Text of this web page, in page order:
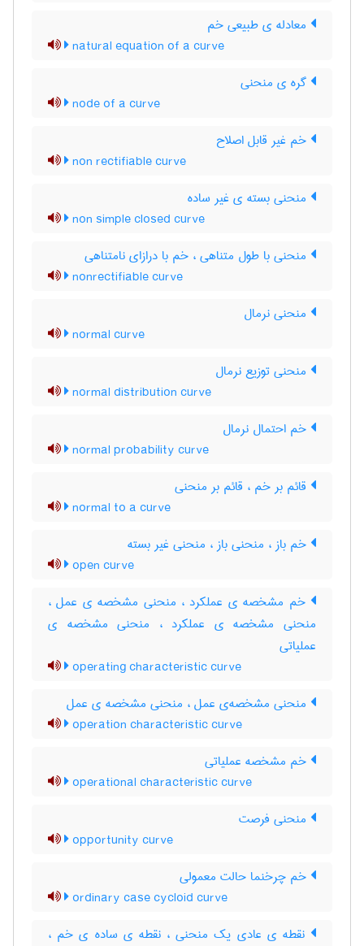
معادله ی طبیعی خم
natural equation of a curve
گره ی منحنی
node of a curve
خم غیر قابل اصلاح
non rectifiable curve
منحنی بسته ی غیر ساده
non simple closed curve
منحنی با طول متناهی ، خم با درازای نامتناهی
nonrectifiable curve
منحنی نرمال
normal curve
منحنی توزیع نرمال
normal distribution curve
خم احتمال نرمال
normal probability curve
قائم بر خم ، قائم بر منحنی
normal to a curve
خم باز ، منحنی باز ، منحنی غیر بسته
open curve
خم مشخصه ی عملکرد ، منحنی مشخصه ی عمل ،
منحنی مشخصه ی عملکرد ، منحنی مشخصه ی
عملیاتی
operating characteristic curve
منحنی مشخصه‌ی عمل ، منحنی مشخصه ی عمل
operation characteristic curve
خم مشخصه عملیاتی
operational characteristic curve
منحنی فرصت
opportunity curve
خم چرخنما حالت معمولی
ordinary case cycloid curve
نقطه ی عادی یک منحنی ، نقطه ی ساده ی خم ،